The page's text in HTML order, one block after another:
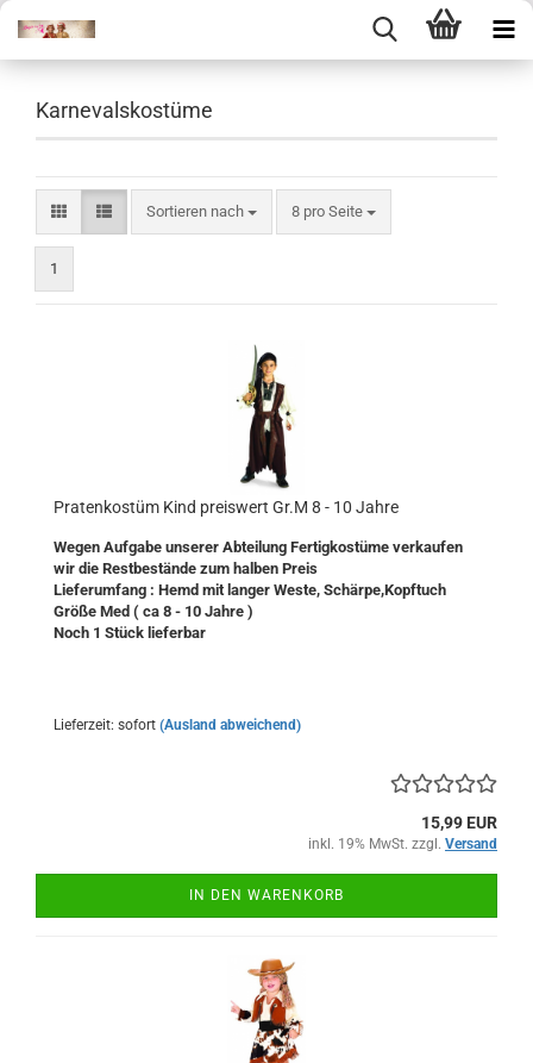
Karnevalskostüme
Sortieren nach
Sortieren nach 8 pro Seite
pro Seite
1
Pratenkostüm Kind preiswert Gr.M 8 - 10 Jahre
Wegen Aufgabe unserer Abteilung Fertigkostüme verkaufen
wir die Restbestände zum halben Preis
Lieferumfang : Hemd mit langer Weste, Schärpe,Kopftuch
Größe Med ( ca 8 - 10 Jahre )
Noch 1 Stück lieferbar
Lieferzeit: sofort (Ausland abweichend)
15,99 EUR
inkl. 19% MwSt. zzgl. Versand
IN DEN WARENKORB